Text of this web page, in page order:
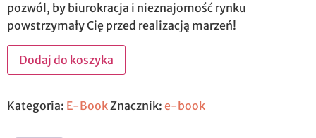
pozwól, by biurokracja i nieznajomość rynku
powstrzymały Cię przed realizacją marzeń!
Dodaj do koszyka
Kategoria: E-Book Znacznik: e-book